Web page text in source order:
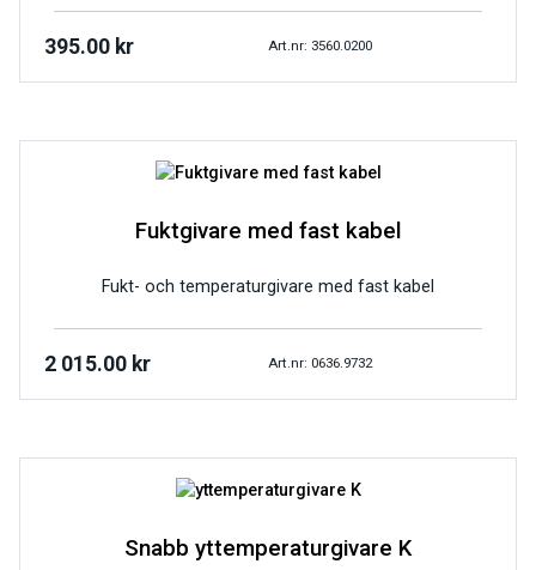
395.00 kr Art.nr: 3560.0200
Fuktgivare med fast kabel
Fukt- och temperaturgivare med fast kabel
2 015.00 kr Art.nr: 0636.9732
Snabb yttemperaturgivare K